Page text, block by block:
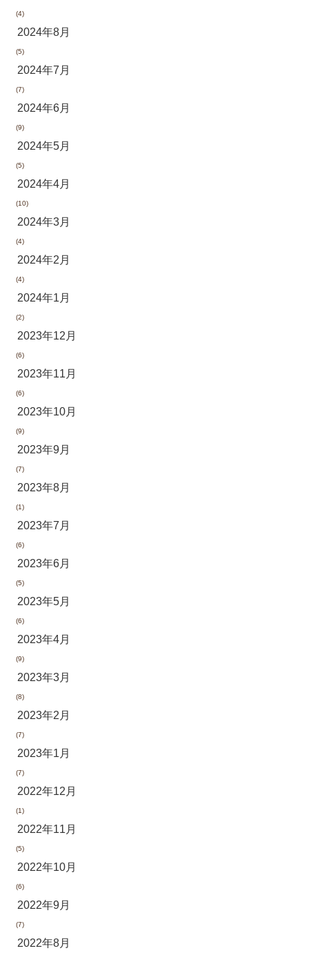
(4)
2024年8月
(5)
2024年7月
(7)
2024年6月
(9)
2024年5月
(5)
2024年4月
(10)
2024年3月
(4)
2024年2月
(4)
2024年1月
(2)
2023年12月
(6)
2023年11月
(6)
2023年10月
(9)
2023年9月
(7)
2023年8月
(1)
2023年7月
(6)
2023年6月
(5)
2023年5月
(6)
2023年4月
(9)
2023年3月
(8)
2023年2月
(7)
2023年1月
(7)
2022年12月
(1)
2022年11月
(5)
2022年10月
(6)
2022年9月
(7)
2022年8月